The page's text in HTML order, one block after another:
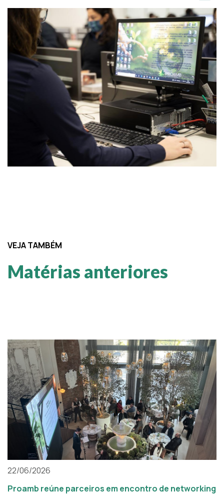
VEJA TAMBÉM
Matérias anteriores
22/06/2026
Proamb reúne parceiros em encontro de networking